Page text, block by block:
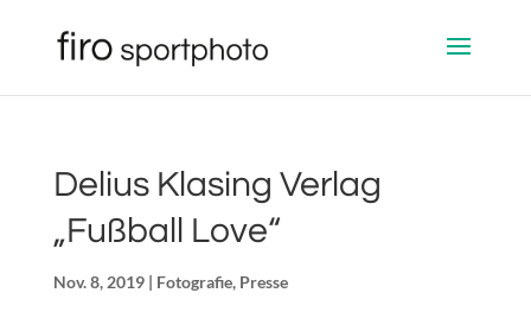
Delius Klasing Verlag
„Fußball Love“
Nov. 8, 2019| Fotografie, Presse